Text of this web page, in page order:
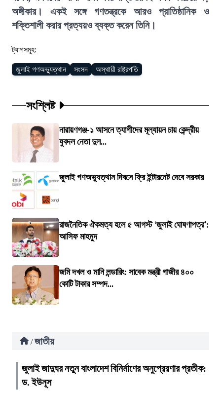
অঙ্গীকার। একই সঙ্গে গণতন্ত্রকে আরও প্রাতিষ্ঠানিক ও
শক্তিশালী করার প্রত্যয়ও ব্যক্ত করেন তিনি।
ট্যাগসমূহ:
জুলাই গণঅভ্যুত্থান সংসদ অস্থায়ী রাষ্ট্রপতি
সংশ্লিষ্ট
নারায়ণগঞ্জ-১ আসনে ত্যাগীদের মূল্যায়ন চায় কেন্দ্রীয়
যুবদল নেতা দুল...
জুলাই গণঅভ্যুত্থান দিবসে ফ্রি ইন্টারনেট দেবে সরকার
রাজনৈতিক ঐকমত্য হলে ৫ আগস্ট ‘জুলাই ঘোষণাপত্র’:
আসিফ মাহমুদ
জমি দখল ও মানি লন্ডারিং: সাবেক মন্ত্রী গাজীর ৪০০
কোটি টাকার সম্পদ...
/ জাতীয়
জুলাই জাদুঘর নতুন বাংলাদেশ বিনির্মাণের অনুপ্রেরণার প্রতীক:
ড. ইউনূস